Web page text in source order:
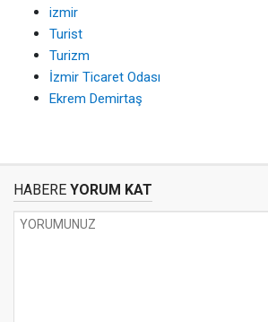
izmir
Turist
Turizm
İzmir Ticaret Odası
Ekrem Demirtaş
HABERE YORUM KAT